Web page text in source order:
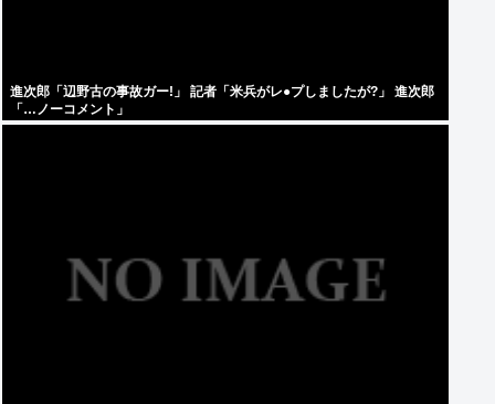
進次郎「辺野古の事故ガー!」 記者「米兵がレ●プしましたが?」 進次郎
「…ノーコメント」